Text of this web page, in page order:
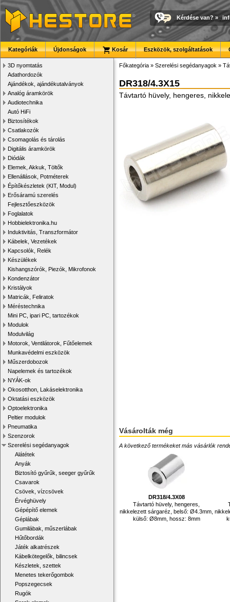
Kérdése van? »
Kategóriák Újdonságok Kosár Eszközök, szolgáltatások
3D nyomtatás
Adathordozók
Ajándékok, ajándékutalványok
Analóg áramkörök
Audiotechnika
Autó HiFi
Biztosítékok
Csatlakozók
Csomagolás és tárolás
Digitális áramkörök
Diódák
Elemek, Akkuk, Töltők
Ellenállások, Potméterek
Építőkészletek (KIT, Modul)
Erősáramú szerelés
Fejlesztőeszközök
Foglalatok
Hobbielektronika.hu
Induktivitás, Transzformátor
Kábelek, Vezetékek
Kapcsolók, Relék
Készülékek
Kishangszórók, Piezók, Mikrofonok
Kondenzátor
Kristályok
Matricák, Feliratok
Méréstechnika
Mini PC, ipari PC, tartozékok
Modulok
Modulvilág
Motorok, Ventilátorok, Fűtőelemek
Munkavédelmi eszközök
Műszerdobozok
Napelemek és tartozékok
NYÁK-ok
Okosotthon, Lakáselektronika
Oktatási eszközök
Optoelektronika
Peltier modulok
Pneumatika
Szenzorok
Szerelési segédanyagok
Alátétek
Anyák
Biztosító gyűrűk, seeger gyűrűk
Csavarok
Csövek, vízcsövek
Érvéghüvely
Gépépítő elemek
Géplábak
Gumilábak, műszerlábak
Hűtőbordák
Játék alkatrészek
Kábelkötegelők, bilincsek
Készletek, szettek
Menetes tekerőgombok
Popszegecsek
Rugók
Főkategória » Szerelési segédanyagok »
DR318/4.3X15
Távtartó hüvely, hengeres,
Vásárolták még
A következő termékeket más vásárlók
DR318/4.3X08
Távtartó hüvely, hengeres,
nikkelezett sárgaréz, belső: Ø4.3mm,
külső: Ø8mm, hossz: 8mm